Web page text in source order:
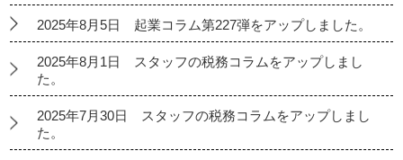
2025年8月5日 起業コラム第227弾をアップしました。
2025年8月1日 スタッフの税務コラムをアップしまし
た。
2025年7月30日 スタッフの税務コラムをアップしまし
た。